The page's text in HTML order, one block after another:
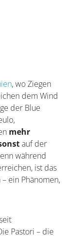
dem
Wiege der
Seulo,
mehr
auf der
während